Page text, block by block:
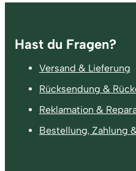
Fußzeile
Hast du Fragen?
Versand & Lieferung
Rücksendung &
Reklamation &
Bestellung, Zahlung